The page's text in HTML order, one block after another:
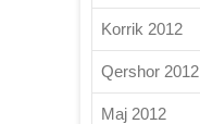
Korrik 2012
Qershor 2012
Maj 2012